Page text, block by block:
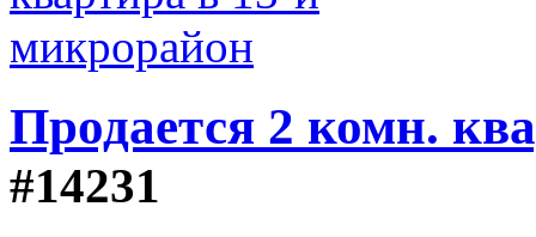
Продается 2 комн.
#14231